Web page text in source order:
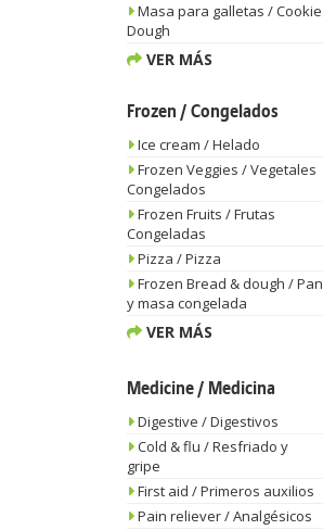
Masa para galletas / Cookie
Dough
VER MÁS
Frozen / Congelados
Ice cream / Helado
Frozen Veggies / Vegetales
Congelados
Frozen Fruits / Frutas
Congeladas
Pizza / Pizza
Frozen Bread & dough / Pan
y masa congelada
VER MÁS
Medicine / Medicina
Digestive / Digestivos
Cold & flu / Resfriado y
gripe
First aid / Primeros auxilios
Pain reliever / Analgésicos